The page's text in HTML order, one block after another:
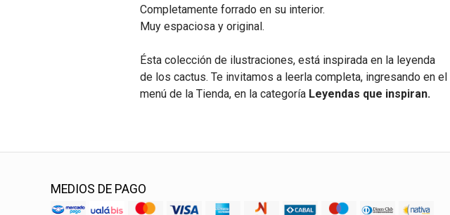
Completamente forrado en su interior.
Muy espaciosa y original.
Ésta colección de ilustraciones, está inspirada en la leyenda
de los cactus. Te invitamos a leerla completa, ingresando en el
menú de la Tienda, en la categoría Leyendas que inspiran.
MEDIOS DE PAGO